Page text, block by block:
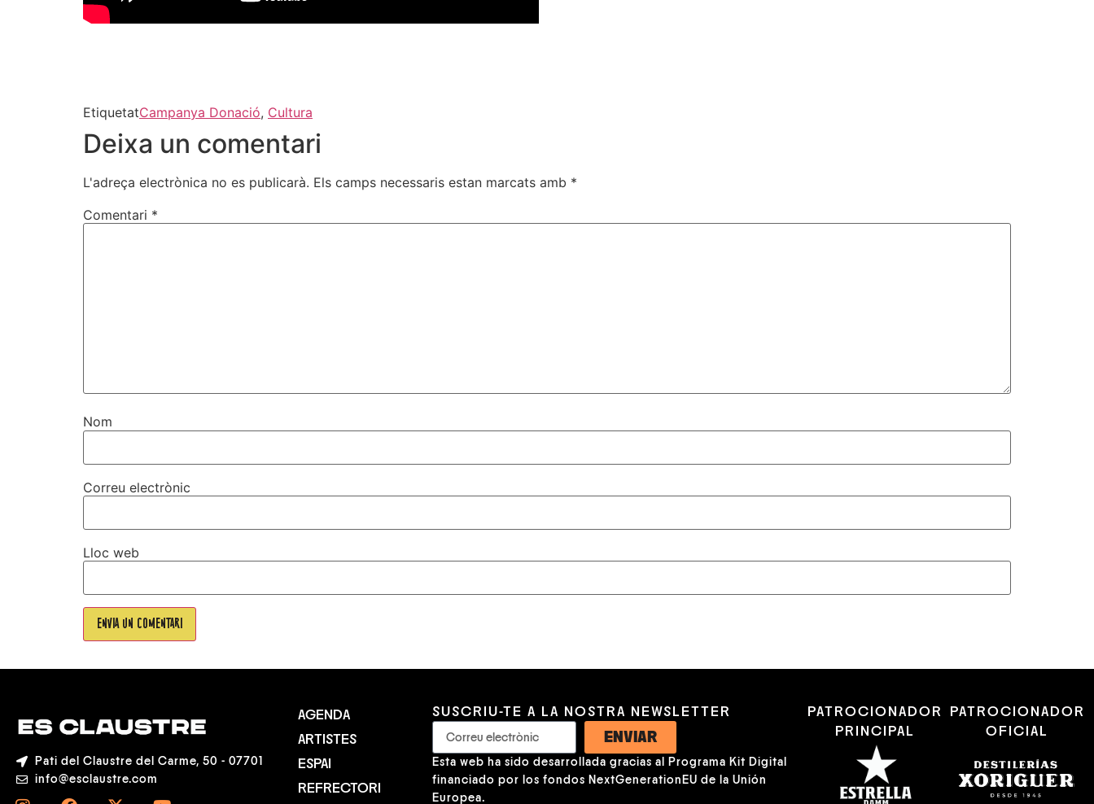
EtiquetatCampanya Donació, Cultura
Deixa un comentari
L'adreça electrònica no es publicarà. Els camps necessaris estan marcats amb *
Comentari *
Nom
Correu electrònic
Lloc web
Pati del Claustre del Carme, 50 - 07701
info@esclaustre.com
AGENDA
ARTISTES
ESPAI
REFRECTORI
SUSCRIU-TE A LA NOSTRA NEWSLETTER
ENVIAR
Esta web ha sido desarrollada gracias al Programa Kit Digital
financiado por los fondos NextGenerationEU de la Unión
Europea.
PATROCIONADOR
PRINCIPAL
PATROCIONADOR
OFICIAL